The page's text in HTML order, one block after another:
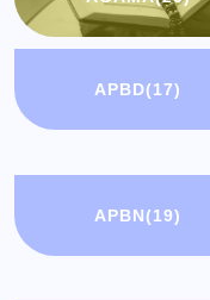
APBD(17)
APBN(19)